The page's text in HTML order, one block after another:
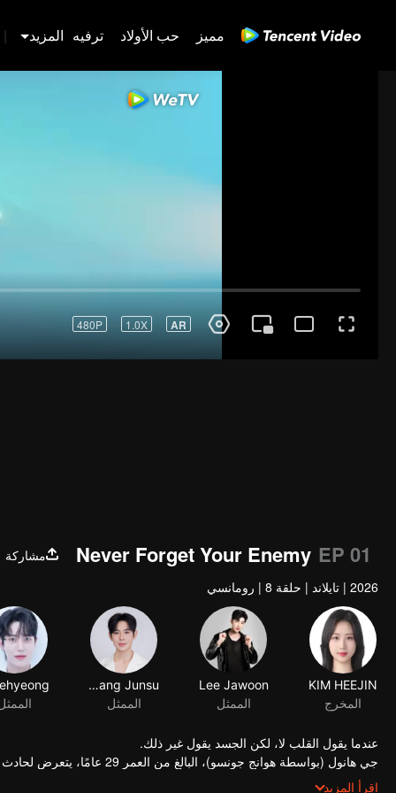
مميز حب الأولاد ترفيه المزيد |
Never Forget Your Enemy EP 01
مشاركة
2026
| تايلاند | حلقة 8 | رومانسي
KIM HEEJIN
المخرج
Lee Jawoon
الممثل
Hwang Junsu
الممثل
عندما يقول القلب لا، لكن الجسد يقول غير ذلك.
جي هانول (بواسطة هوانج جونسو)، البالغ من العمر 29 عامًا، يتعرض لحادث مفاجئ.
عندما يستيقظ، يكتشف أن ذكريات العشر سنوات الماضية قد اختفت تمامًا.
اقرأ المزيد